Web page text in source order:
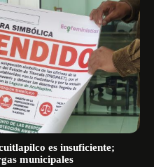
es insuficiente;
municipales